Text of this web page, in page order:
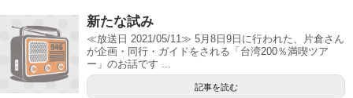
新たな試み
≪放送日 2021/05/11≫ 5月8日9日に行われた、片倉さん
が企画・同行・ガイドをされる「台湾200％満喫ツア
ー」のお話です ...
記事を読む